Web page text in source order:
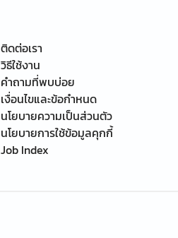
ติดต่อเรา
วิธีใช้งาน
คำถามที่พบบ่อย
เงื่อนไขและข้อกำหนด
นโยบายความเป็นส่วนตัว
นโยบายการใช้ข้อมูลคุกกี้
Job Index